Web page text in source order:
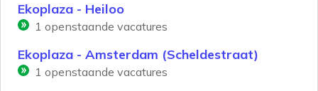
Ekoplaza - Heiloo
1 openstaande vacatures
Ekoplaza - Amsterdam (Scheldestraat)
1 openstaande vacatures